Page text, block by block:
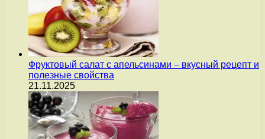
Фруктовый салат с апельсинами – вкусный рецепт и
полезные свойства
21.11.2025